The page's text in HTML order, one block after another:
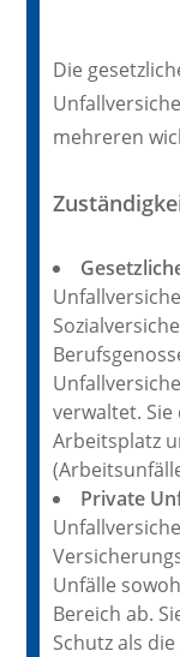
Die
mehreren
verwaltet.
Arbeitsplatz
Private
Unfälle
Bereich ab.
Schutz als